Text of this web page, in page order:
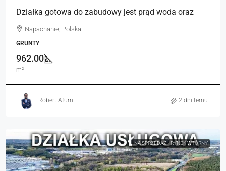
Działka gotowa do zabudowy jest prąd woda oraz
Napachanie, Polska
GRUNTY
962.00
m²
Robert Afum 2 dni temu
NA SPRZEDAŻ RYNEK WTÓRNY